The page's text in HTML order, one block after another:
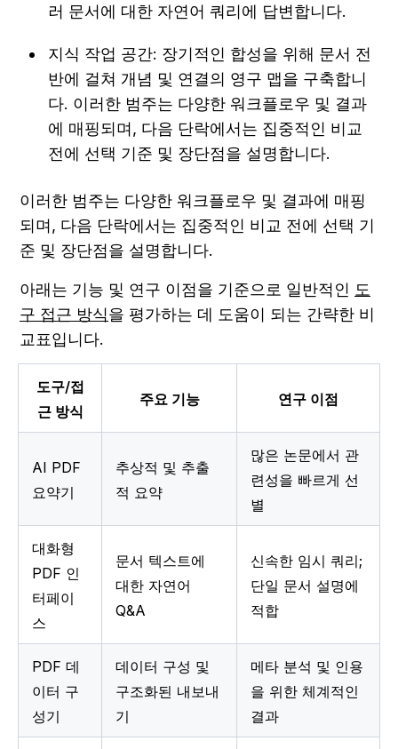
러 문서에 대한 자연어 쿼리에 답변합니다.
지식 작업 공간: 장기적인 합성을 위해 문서 전
반에 걸쳐 개념 및 연결의 영구 맵을 구축합니
다. 이러한 범주는 다양한 워크플로우 및 결과
에 매핑되며, 다음 단락에서는 집중적인 비교
전에 선택 기준 및 장단점을 설명합니다.
이러한 범주는 다양한 워크플로우 및 결과에 매핑
되며, 다음 단락에서는 집중적인 비교 전에 선택 기
준 및 장단점을 설명합니다.
아래는 기능 및 연구 이점을 기준으로 일반적인 도
구 접근 방식을 평가하는 데 도움이 되는 간략한 비
교표입니다.
도구/접
근 방식
주요 기능 연구 이점
AI PDF
요약기
추상적 및 추출
적 요약
많은 논문에서 관
련성을 빠르게 선
별
대화형
PDF 인
터페이
스
문서 텍스트에
대한 자연어
Q&A
신속한 임시 쿼리;
단일 문서 설명에
적합
PDF 데
이터 구
성기
데이터 구성 및
구조화된 내보내
기
메타 분석 및 인용
을 위한 체계적인
결과